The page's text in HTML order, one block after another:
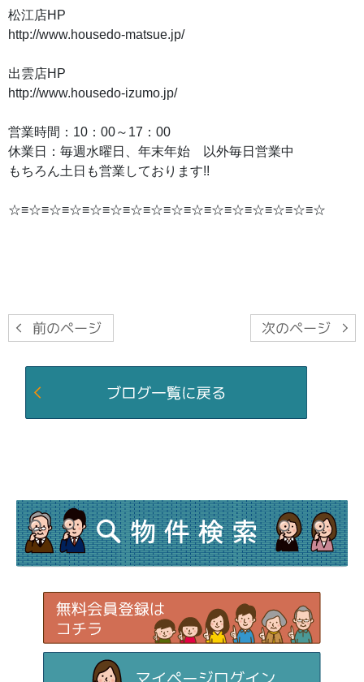
松江店HP
http://www.housedo-matsue.jp/
出雲店HP
http://www.housedo-izumo.jp/
営業時間：10：00～17：00
休業日：毎週水曜日、年末年始 以外毎日営業中
もちろん土日も営業しております!!
☆≡☆≡☆≡☆≡☆≡☆≡☆≡☆≡☆≡☆≡☆≡☆≡☆≡☆≡☆≡☆